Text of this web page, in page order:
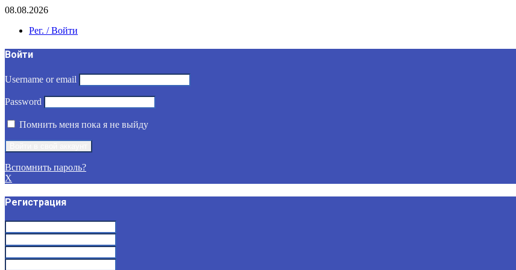
08.08.2026
Рег. / Войти
Войти
Username or email
Password
Помнить меня пока я не выйду
Вспомнить пароль?
X
Регистрация